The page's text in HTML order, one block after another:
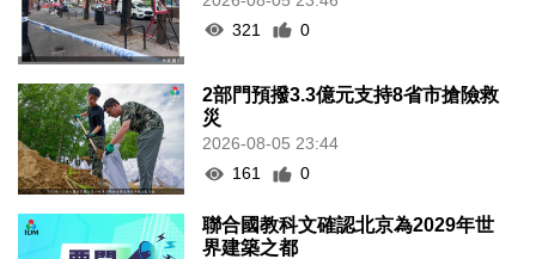
321
0
2部門預撥3.3億元支持8省市搶險救
災
2026-08-05 23:44
161
0
聯合國教科文確認北京為2029年世
界建築之都